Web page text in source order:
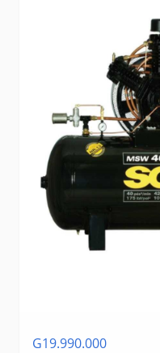
G19.990.000